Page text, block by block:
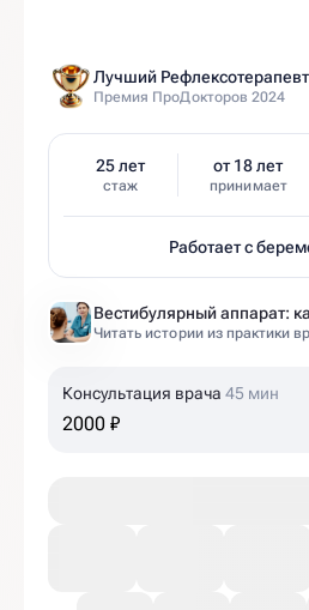
Лучший
Премия ПроДокторов 2024
25 лет
стаж
от 18 лет
принимает
Работает с
Читать истории из практики
Консультация врача 45 мин
2000 ₽